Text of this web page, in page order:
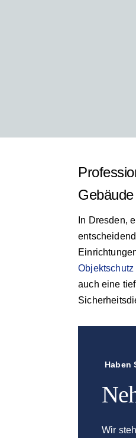
In Dresden,
Objektschutz
auch eine
Haben
Wir